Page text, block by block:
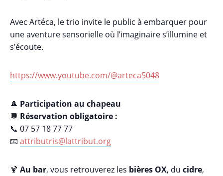
Avec Artéca, le trio invite le public à embarquer pour
une aventure sensorielle où l’imaginaire s’illumine et
s’écoute.
https://www.youtube.com/@arteca5048
🎩 Participation au chapeau
💬 Réservation obligatoire :
📞 07 57 18 77 77
📧 attributris@lattribut.org
🍹 Au bar, vous retrouverez les bières OX, du cidre,